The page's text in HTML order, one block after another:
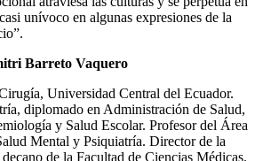
unívoco en algunas expresiones de la
Barreto Vaquero
Universidad Central del Ecuador.
diplomado en Administración de Salud,
y Salud Escolar. Profesor del Área
Mental y Psiquiatría. Director de la
de la Facultad de Ciencias Médicas.